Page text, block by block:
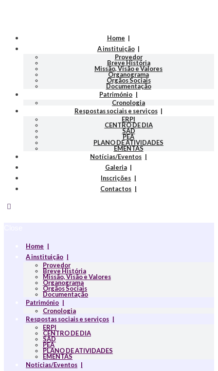
Home
A instituição
Provedor
Breve História
Missão, Visão e Valores
Organograma
Orgãos Sociais
Documentação
Património
Cronologia
Respostas sociais e serviços
ERPI
CENTRO DE DIA
SAD
PEA
PLANO DE ATIVIDADES
EMENTAS
Notícias/Eventos
Galeria
Inscrições
Contactos
Home
A instituição
Provedor
Breve História
Missão, Visão e Valores
Organograma
Orgãos Sociais
Documentação
Património
Cronologia
Respostas sociais e serviços
ERPI
CENTRO DE DIA
SAD
PEA
PLANO DE ATIVIDADES
EMENTAS
Notícias/Eventos